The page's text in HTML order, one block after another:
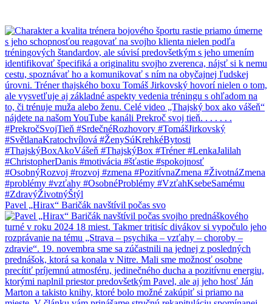
Pavel „Hirax“ Baričák navštívil počas svo